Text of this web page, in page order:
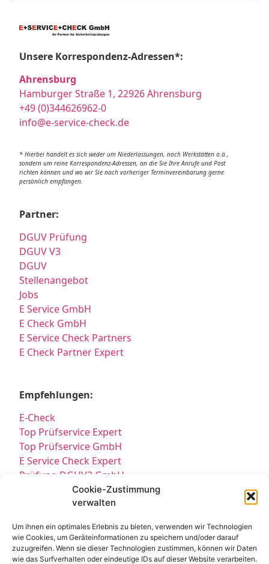
Cookie-Zustimmung
verwalten
Um ihnen ein optimales Erlebnis zu bieten, verwenden wir Technologien
wie Cookies, um Geräteinformationen zu speichern und/oder darauf
zuzugreifen. Wenn sie dieser Technologien zustimmen, können wir Daten
wie das Surfverhalten oder eindeutige IDs auf dieser Website verarbeiten.
Unsere Korrespondenz-Adressen*:
Ahrensburg
Hamburger Straße 1, 22926 Ahrensburg
+49 (0)344626962-0
info@e-service-check.de
* Hierbei handelt es sich weder um Niederlassungen, noch Werkstätten o.ä.,
sondern um reine Korrespondenz-Adressen, an die Sie Ihre Anrufe und Post
richten können und wo wir Sie nach vorheriger Terminvereinbarung gerne
persönlich empfangen.
Partner:
DGUV Prüfung
DGUV V3
DGUV
Stellenangebot
Jobs
E Service GmbH
E Check GmbH
E Service Check Partners
E Check Partner Expert
Empfehlungen:
E-Check
Top Prüfservice Expert
Top Prüfservice GmbH
E Service Check Expert
Prüfung DGUV3 GmbH
Sicherheitsprüfungen Partners
Sicherheitsprüfungen Expert
Prüfung elektrischer Anlagen